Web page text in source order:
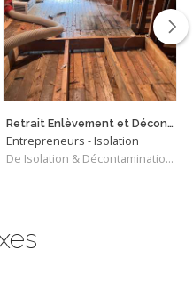
Retrait Enlèvement et Décontamination de Vermiculite
Entrepreneurs - Isolation
De Isolation & Décontamination SRQ